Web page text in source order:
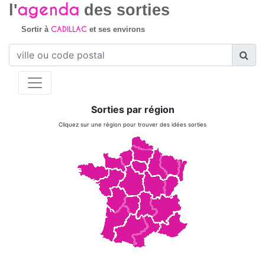
l'agenda des sorties
Sortir à CADILLACet ses environs
Sorties par région
Cliquez sur une région pour trouver des idées sorties